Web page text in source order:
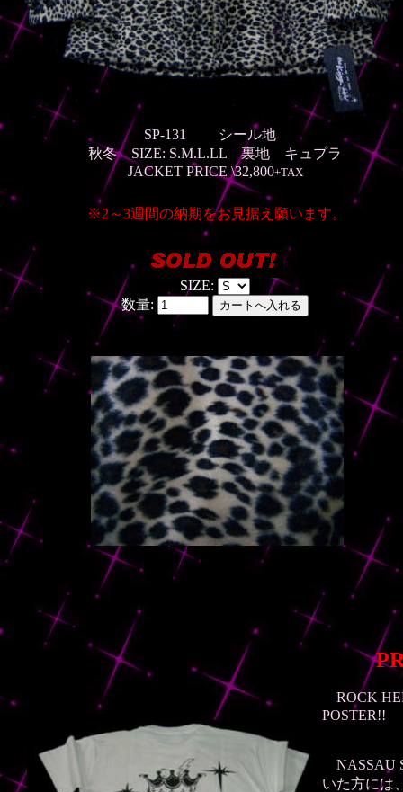
SP-131 シール地
秋冬SIZE: S.M.L.LL 裏地 キュプラ
JACKET PRICE \32,800+TAX
※2～3週間の納期をお見据え願います。
SIZE:
数量:
ROCK
POSTER!!
NASSAU
いた方には